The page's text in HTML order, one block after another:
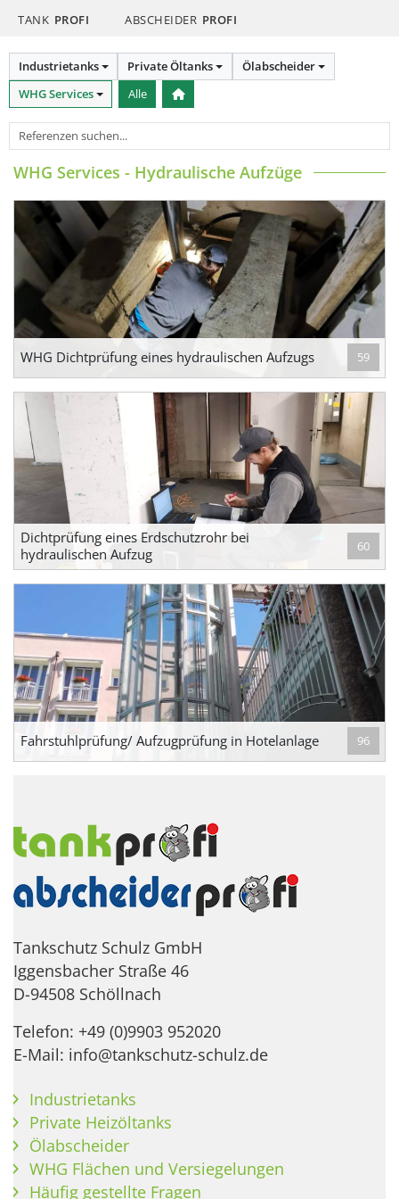
TANK PROFI ABSCHEIDER PROFI
Industrietanks Private Öltanks
Ölabscheider
WHG Services
Alle
WHG Services - Hydraulische Aufzüge
WHG Dichtprüfung eines hydraulischen Aufzugs 59
Dichtprüfung eines Erdschutzrohr bei
hydraulischen Aufzug
60
Fahrstuhlprüfung/ Aufzugprüfung in Hotelanlage 96
Tankschutz Schulz GmbH
Iggensbacher Straße 46
D-94508 Schöllnach
Telefon: +49 (0)9903 952020
E-Mail: info@tankschutz-schulz.de
Industrietanks
Private Heizöltanks
Ölabscheider
WHG Flächen und Versiegelungen
Häufig gestellte Fragen